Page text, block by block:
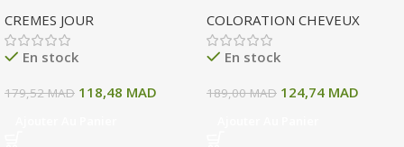
INTENSE 72H 50 ML
CREMES JOUR
En stock
179,52MAD 118,48 MAD
10 A BLOND CLAIR CENDRE
135 ML
COLORATION CHEVEUX
En stock
189,00MAD 124,74 MAD